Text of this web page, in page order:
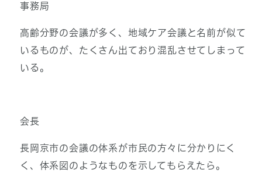
事務局
高齢分野の会議が多く、地域ケア会議と名前が似て
いるものが、たくさん出ており混乱させてしまって
いる。
会長
長岡京市の会議の体系が市民の方々に分かりにく
く、体系図のようなものを示してもらえたら。